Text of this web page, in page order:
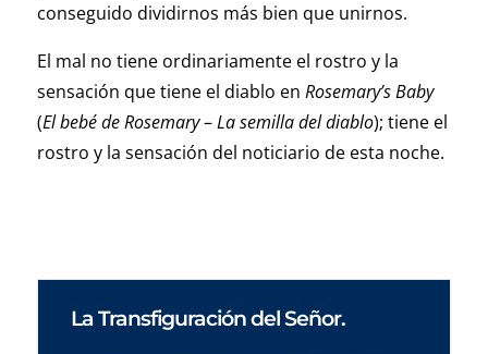
conseguido dividirnos más bien que unirnos.
El mal no tiene ordinariamente el rostro y la
sensación que tiene el diablo en Rosemary’s Baby
(El bebé de Rosemary–La semilla del diablo); tiene el
rostro y la sensación del noticiario de esta noche.
La Transfiguración del Señor.